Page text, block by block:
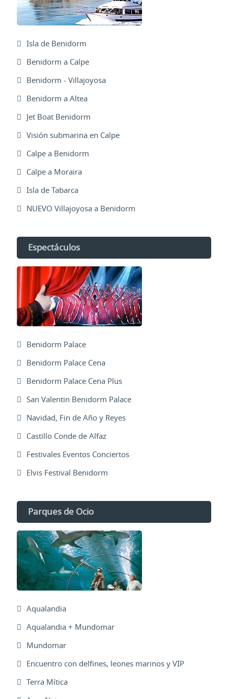
Isla de Benidorm
Benidorm a Calpe
Benidorm - Villajoyosa
Benidorm a Altea
Jet Boat Benidorm
Visión submarina en Calpe
Calpe a Benidorm
Calpe a Moraira
Isla de Tabarca
NUEVO Villajoyosa a Benidorm
Espectáculos
Benidorm Palace
Benidorm Palace Cena
Benidorm Palace Cena Plus
San Valentin Benidorm Palace
Navidad, Fin de Año y Reyes
Castillo Conde de Alfaz
Festivales Eventos Conciertos
Elvis Festival Benidorm
Parques de Ocio
Aqualandia
Aqualandia + Mundomar
Mundomar
Encuentro con delfines, leones marinos y VIP
Terra Mítica